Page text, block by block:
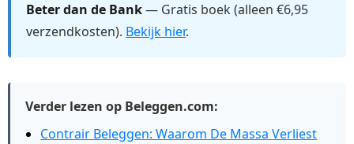
Beter dan de Bank— Gratis boek (alleen €6,95
verzendkosten). Bekijk hier.
Verder lezen op Beleggen.com:
Contrair Beleggen: Waarom De Massa Verliest